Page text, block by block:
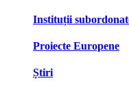
Instituții
Proiecte Europene
Știri